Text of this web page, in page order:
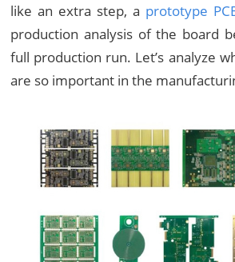
like an extra step, a prototype
production analysis of the board
full production run. Let’s analyze
are so important in the